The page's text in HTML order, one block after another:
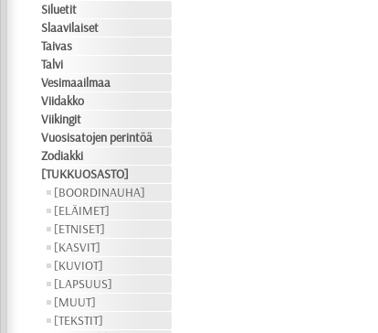
Siluetit
Slaavilaiset
Taivas
Talvi
Vesimaailmaa
Viidakko
Viikingit
Vuosisatojen perintöä
Zodiakki
[TUKKUOSASTO]
[BOORDINAUHA]
[ELÄIMET]
[ETNISET]
[KASVIT]
[KUVIOT]
[LAPSUUS]
[MUUT]
[TEKSTIT]